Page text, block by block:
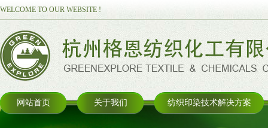
WELCOME TO OUR WEBSITE !
网站首页 关于我们 纺织印染技术解决方案